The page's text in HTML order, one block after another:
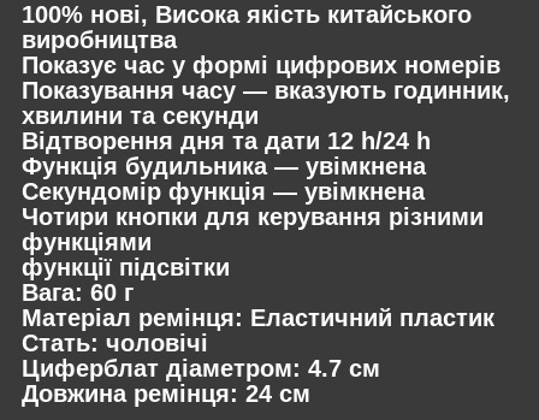
100% нові, Висока якість китайського
виробництва
Показує час у формі цифрових номерів
Показування часу — вказують годинник,
хвилини та секунди
Відтворення дня та дати 12 h/24 h
Функція будильника — увімкнена
Секундомір функція — увімкнена
Чотири кнопки для керування різними
функціями
функції підсвітки
Вага: 60 г
Матеріал ремінця: Еластичний пластик
Стать: чоловічі
Циферблат діаметром: 4.7 см
Довжина ремінця: 24 см